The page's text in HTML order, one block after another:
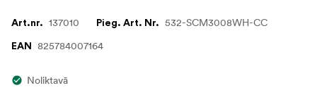
Art.nr. 137010 Pieg. Art. Nr. 532-SCM3008WH-CC
EAN 825784007164
Noliktavā